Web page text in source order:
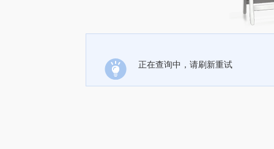
正在查询中，请刷新重试